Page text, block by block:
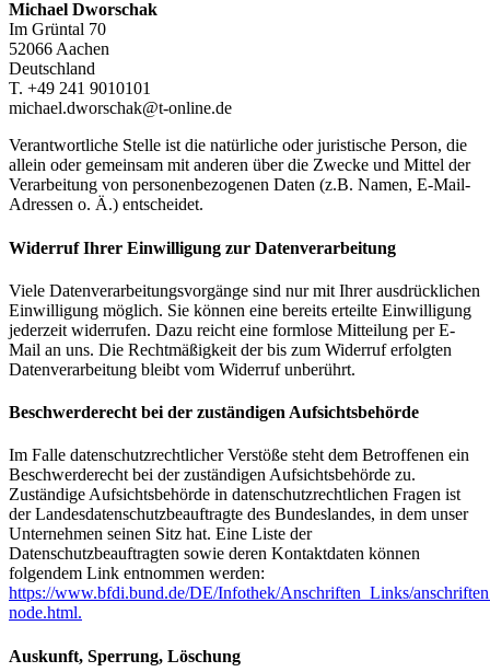
Michael Dworschak
Im Grüntal 70
52066 Aachen
Deutschland
T. +49 241 9010101
michael.dworschak@t-online.de
Verantwortliche Stelle ist die natürliche oder juristische Person, die
allein oder gemeinsam mit anderen über die Zwecke und Mittel der
Verarbeitung von personenbezogenen Daten (z.B. Namen, E-Mail-
Adressen o. Ä.) entscheidet.
Widerruf Ihrer Einwilligung zur Datenverarbeitung
Viele Datenverarbeitungsvorgänge sind nur mit Ihrer ausdrücklichen
Einwilligung möglich. Sie können eine bereits erteilte Einwilligung
jederzeit widerrufen. Dazu reicht eine formlose Mitteilung per E-
Mail an uns. Die Rechtmäßigkeit der bis zum Widerruf erfolgten
Datenverarbeitung bleibt vom Widerruf unberührt.
Beschwerderecht bei der zuständigen Aufsichtsbehörde
Im Falle datenschutzrechtlicher Verstöße steht dem Betroffenen ein
Beschwerderecht bei der zuständigen Aufsichtsbehörde zu.
Zuständige Aufsichtsbehörde in datenschutzrechtlichen Fragen ist
der Landesdatenschutzbeauftragte des Bundeslandes, in dem unser
Unternehmen seinen Sitz hat. Eine Liste der
Datenschutzbeauftragten sowie deren Kontaktdaten können
folgendem Link entnommen werden:
https://www.bfdi.bund.de/DE/Infothek/Anschriften_Links/
node.html.
Auskunft, Sperrung, Löschung